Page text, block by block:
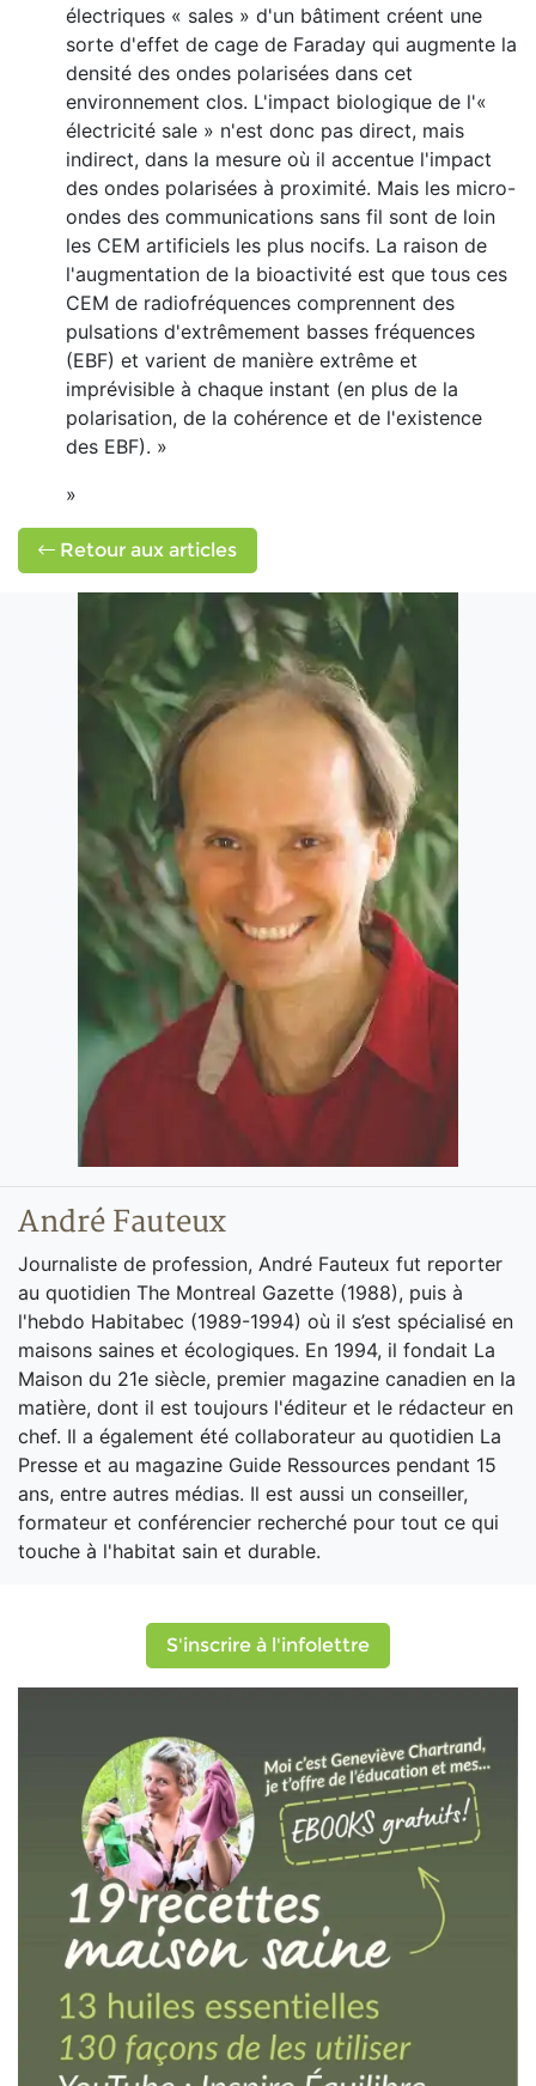
électriques « sales » d'un bâtiment créent une
sorte d'effet de cage de Faraday qui augmente la
densité des ondes polarisées dans cet
environnement clos. L'impact biologique de l'«
électricité sale » n'est donc pas direct, mais
indirect, dans la mesure où il accentue l'impact
des ondes polarisées à proximité. Mais les micro-
ondes des communications sans fil sont de loin
les CEM artificiels les plus nocifs. La raison de
l'augmentation de la bioactivité est que tous ces
CEM de radiofréquences comprennent des
pulsations d'extrêmement basses fréquences
(EBF) et varient de manière extrême et
imprévisible à chaque instant (en plus de la
polarisation, de la cohérence et de l'existence
des EBF). »
»
Retour aux articles
André Fauteux
Journaliste de profession, André Fauteux fut reporter
au quotidien The Montreal Gazette (1988), puis à
l'hebdo Habitabec (1989-1994) où il s’est spécialisé en
maisons saines et écologiques. En 1994, il fondait La
Maison du 21e siècle, premier magazine canadien en la
matière, dont il est toujours l'éditeur et le rédacteur en
chef. Il a également été collaborateur au quotidien La
Presse et au magazine Guide Ressources pendant 15
ans, entre autres médias. Il est aussi un conseiller,
formateur et conférencier recherché pour tout ce qui
touche à l'habitat sain et durable.
S'inscrire à l'infolettre